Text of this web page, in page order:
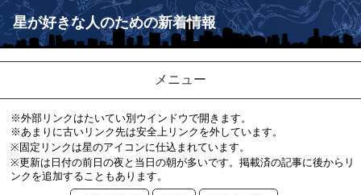
星が好きな人のための新着情報
メニュー
※外部リンクはたいてい別ウインドウで開きます。
※あまりに古いリンク先は安全上リンクを外しています。
※固定リンクは星のアイコンに仕込まれています。
※更新は日付の前日の夜と当日の朝が多いです。掲載済の記事に後からリ
ンクを追加することもあります。